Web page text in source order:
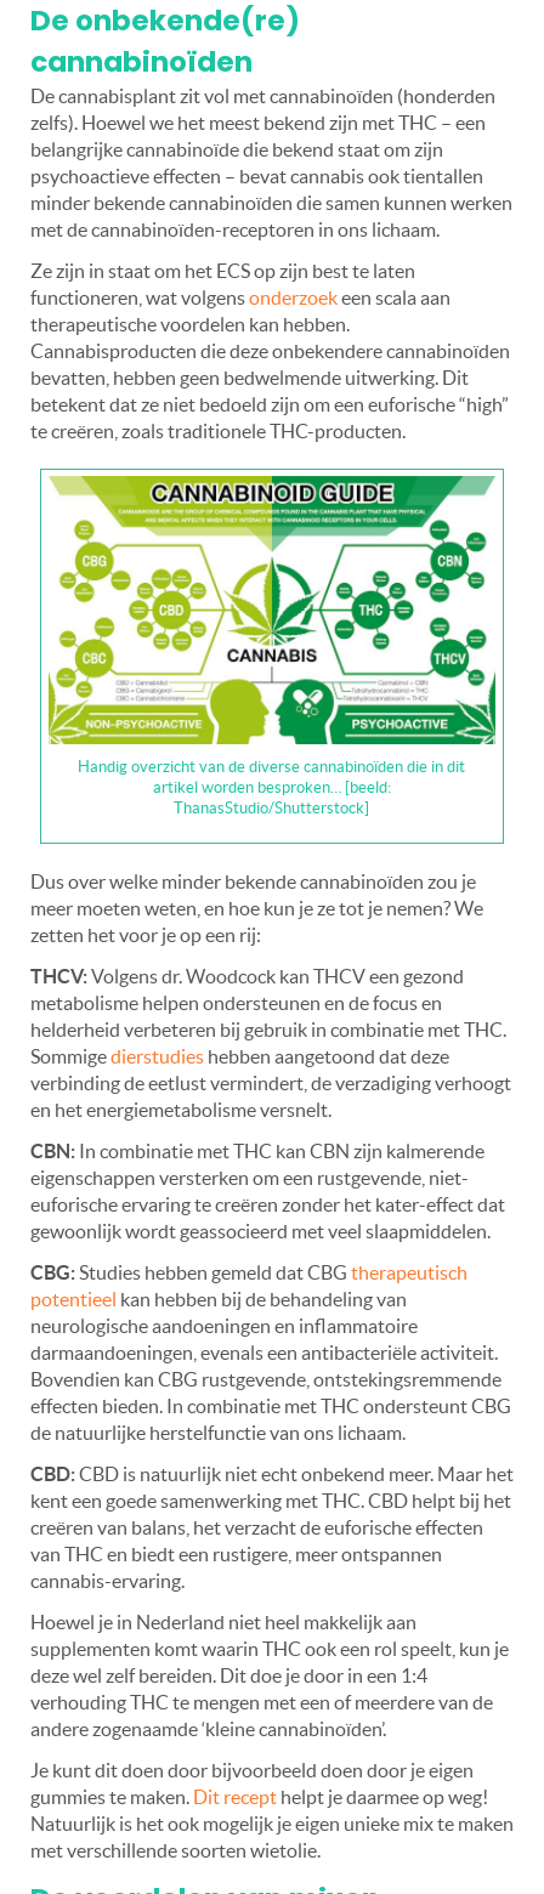
De onbekende(re)
cannabinoïden
De cannabisplant zit vol met cannabinoïden (honderden
zelfs). Hoewel we het meest bekend zijn met THC – een
belangrijke cannabinoïde die bekend staat om zijn
psychoactieve effecten – bevat cannabis ook tientallen
minder bekende cannabinoïden die samen kunnen werken
met de cannabinoïden-receptoren in ons lichaam.
Ze zijn in staat om het ECS op zijn best te laten
functioneren, wat volgensonderzoekeen scala aan
therapeutische voordelen kan hebben.
Cannabisproducten die deze onbekendere cannabinoïden
bevatten, hebben geen bedwelmende uitwerking. Dit
betekent dat ze niet bedoeld zijn om een euforische “high”
te creëren, zoals traditionele THC-producten.
Handig overzicht van de diverse cannabinoïden die in dit
artikel worden besproken… [beeld:
ThanasStudio/Shutterstock]
Dus over welke minder bekende cannabinoïden zou je
meer moeten weten, en hoe kun je ze tot je nemen? We
zetten het voor je op een rij:
THCV:Volgens dr. Woodcock kan THCV een gezond
metabolisme helpen ondersteunen en de focus en
helderheid verbeteren bij gebruik in combinatie met THC.
Sommigedierstudies hebben aangetoond dat deze
verbinding de eetlust vermindert, de verzadiging verhoogt
en het energiemetabolisme versnelt.
CBN: In combinatie met THC kan CBN zijn kalmerende
eigenschappen versterken om een rustgevende, niet-
euforische ervaring te creëren zonder het kater-effect dat
gewoonlijk wordt geassocieerd met veel slaapmiddelen.
CBG:Studies hebben gemeld dat CBG therapeutisch
potentieel kan hebben bij de behandeling van
neurologische aandoeningen en inflammatoire
darmaandoeningen, evenals een antibacteriële activiteit.
Bovendien kan CBG rustgevende, ontstekingsremmende
effecten bieden. In combinatie met THC ondersteunt CBG
de natuurlijke herstelfunctie van ons lichaam.
CBD:CBD is natuurlijk niet echt onbekend meer. Maar het
kent een goede samenwerking met THC. CBD helpt bij het
creëren van balans, het verzacht de euforische effecten
van THC en biedt een rustigere, meer ontspannen
cannabis-ervaring.
Hoewel je in Nederland niet heel makkelijk aan
supplementen komt waarin THC ook een rol speelt, kun je
deze wel zelf bereiden. Dit doe je door in een 1:4
verhouding THC te mengen met een of meerdere van de
andere zogenaamde ‘kleine cannabinoïden’.
Je kunt dit doen door bijvoorbeeld doen door je eigen
gummies te maken. Dit recept helpt je daarmee op weg!
Natuurlijk is het ook mogelijk je eigen unieke mix te maken
met verschillende soorten wietolie.